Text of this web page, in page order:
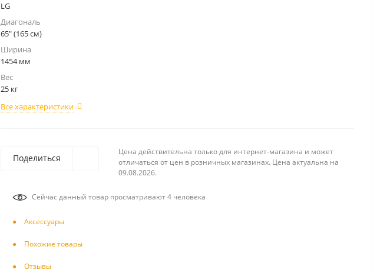
LG
Диагональ
65" (165 см)
Ширина
1454 мм
Вес
25 кг
Все характеристики
Поделиться
Цена действительна только для интернет-магазина и может
отличаться от цен в розничных магазинах. Цена актуальна на
09.08.2026.
Сейчас данный товар просматривают 4 человека
Аксесcуары
Похожие товары
Отзывы